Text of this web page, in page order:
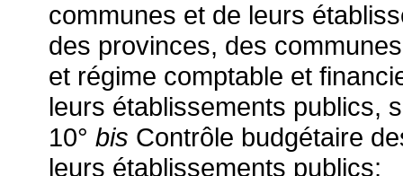
communes et de leurs
des provinces, des
et régime comptable et
leurs établissements publics,
10° bis Contrôle budgétaire
leurs établissements publics;